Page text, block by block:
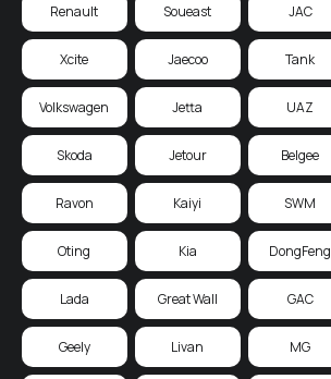
Renault Soueast JAC
Xcite Jaecoo Tank
Volkswagen Jetta UAZ
Skoda Jetour Belgee
Ravon Kaiyi SWM
Oting Kia DongFeng
Lada Great Wall GAC
Geely Livan MG